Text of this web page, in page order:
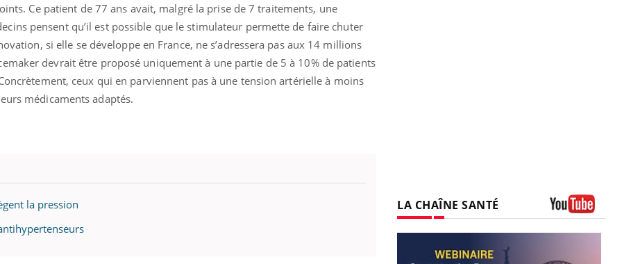
Ce patient de 77 ans avait, malgré la prise de 7 traitements, une
pensent qu’il est possible que le stimulateur permette de faire chuter
si elle se développe en France, ne s’adressera pas aux 14 millions
devrait être proposé uniquement à une partie de 5 à 10% de patients
ceux qui en parviennent pas à une tension artérielle à moins
médicaments adaptés.
la pression
LA CHAÎNE SANTÉ